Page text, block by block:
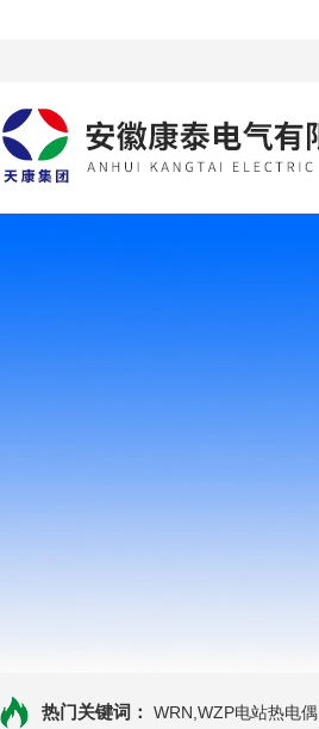
热门关键词： WRN,WZP电站热电偶